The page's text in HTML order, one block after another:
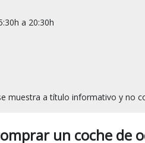
a 20:30h
un coche de